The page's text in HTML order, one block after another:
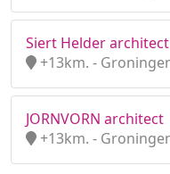
Siert Helder architect
+13km. -
JORNVORN architect
+13km. -